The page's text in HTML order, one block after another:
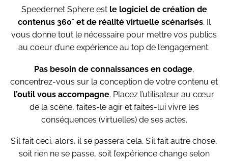
Speedernet Sphere est le logiciel de création de
contenus 360° et de réalité virtuelle scénarisés. Il
vous donne tout le nécessaire pour mettre vos publics
au coeur d’une expérience au top de l’engagement.
Pas besoin de connaissances en codage,
concentrez-vous sur la conception de votre contenu et
l’outil vous accompagne. Placez l’utilisateur au cœur
de la scène, faites-le agir et faites-lui vivre les
conséquences (virtuelles) de ses actes.
S’il fait ceci, alors, il se passera cela. S’il fait autre chose,
soit rien ne se passe, soit l’expérience change selon